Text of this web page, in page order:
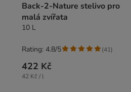
Back-2-Nature stelivo pro
malá zvířata
10 L
422 Kč
42 Kč / l
Rating: 4.8/5 (41)